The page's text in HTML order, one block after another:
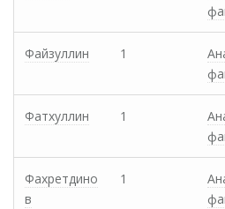
Файзуллин 1
Фатхуллин 1
Фахретдино
в
1